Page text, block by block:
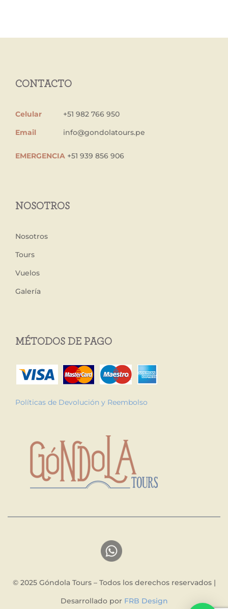
CONTACTO
Celular
+51 982 766 950
Email
info@gondolatours.pe
EMERGENCIA +51 939 856 906
NOSOTROS
Nosotros
Tours
Vuelos
Galería
MÉTODOS DE PAGO
Políticas de Devolución y Reembolso
© 2025 Góndola Tours – Todos los derechos reservados |
Desarrollado por FRB Design